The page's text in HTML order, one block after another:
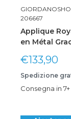
206667
Applique
en Métal
Prix
réduit
€133,90
Spedizione
Consegna in